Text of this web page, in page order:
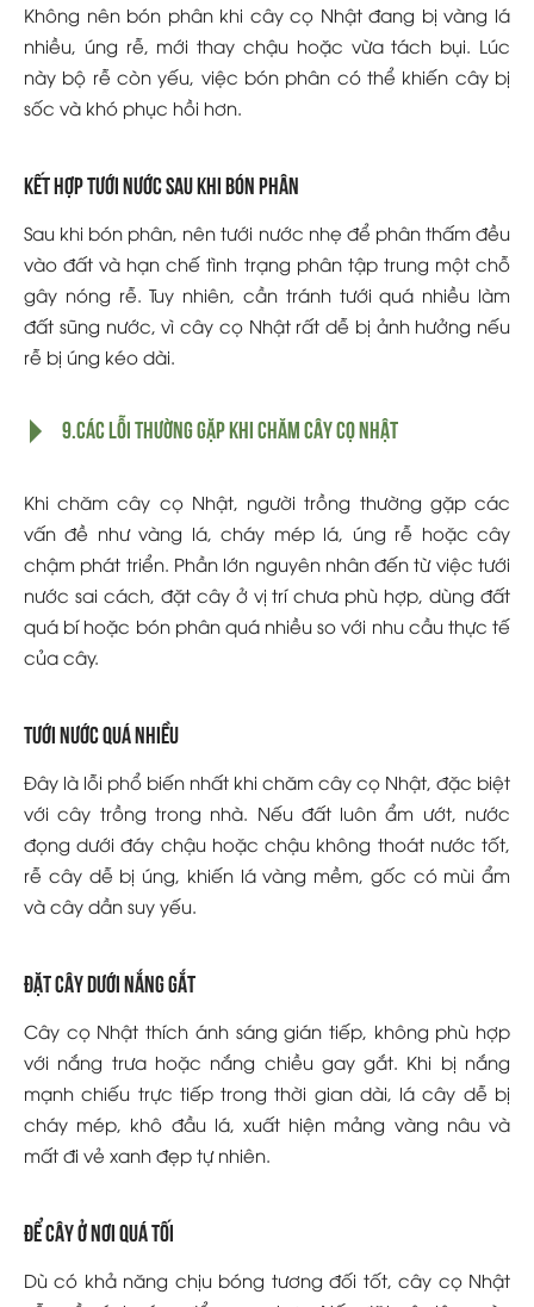
Không nên bón phân khi cây cọ Nhật đang bị vàng lá
nhiều, úng rễ, mới thay chậu hoặc vừa tách bụi. Lúc
này bộ rễ còn yếu, việc bón phân có thể khiến cây bị
sốc và khó phục hồi hơn.
Kết hợp tưới nước sau khi bón phân
Sau khi bón phân, nên tưới nước nhẹ để phân thấm đều
vào đất và hạn chế tình trạng phân tập trung một chỗ
gây nóng rễ. Tuy nhiên, cần tránh tưới quá nhiều làm
đất sũng nước, vì cây cọ Nhật rất dễ bị ảnh hưởng nếu
rễ bị úng kéo dài.
9.Các lỗi thường gặp khi chăm cây cọ Nhật
Khi chăm cây cọ Nhật, người trồng thường gặp các
vấn đề như vàng lá, cháy mép lá, úng rễ hoặc cây
chậm phát triển. Phần lớn nguyên nhân đến từ việc tưới
nước sai cách, đặt cây ở vị trí chưa phù hợp, dùng đất
quá bí hoặc bón phân quá nhiều so với nhu cầu thực tế
của cây.
Tưới nước quá nhiều
Đây là lỗi phổ biến nhất khi chăm cây cọ Nhật, đặc biệt
với cây trồng trong nhà. Nếu đất luôn ẩm ướt, nước
đọng dưới đáy chậu hoặc chậu không thoát nước tốt,
rễ cây dễ bị úng, khiến lá vàng mềm, gốc có mùi ẩm
và cây dần suy yếu.
Đặt cây dưới nắng gắt
Cây cọ Nhật thích ánh sáng gián tiếp, không phù hợp
với nắng trưa hoặc nắng chiều gay gắt. Khi bị nắng
mạnh chiếu trực tiếp trong thời gian dài, lá cây dễ bị
cháy mép, khô đầu lá, xuất hiện mảng vàng nâu và
mất đi vẻ xanh đẹp tự nhiên.
Để cây ở nơi quá tối
Dù có khả năng chịu bóng tương đối tốt, cây cọ Nhật